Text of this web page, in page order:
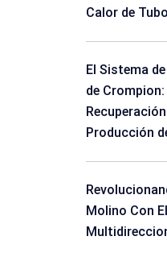
Calor de
El Sistema
de
Producción
Molino Con